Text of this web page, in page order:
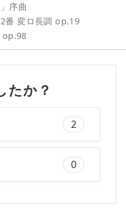
序曲
番 変ロ長調 op.19
op.98
たか？
2
0